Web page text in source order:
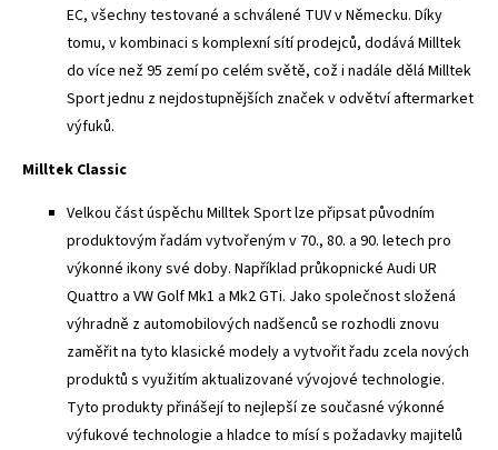
EC, všechny testované a schválené TUV v Německu. Díky
tomu, v kombinaci s komplexní sítí prodejců, dodává Milltek
do více než 95 zemí po celém světě, což i nadále dělá Milltek
Sport jednu z nejdostupnějších značek v odvětví aftermarket
výfuků.
Milltek Classic
Velkou část úspěchu Milltek Sport lze připsat původním
produktovým řadám vytvořeným v 70., 80. a 90. letech pro
výkonné ikony své doby. Například průkopnické Audi UR
Quattro a VW Golf Mk1 a Mk2 GTi. Jako společnost složená
výhradně z automobilových nadšenců se rozhodli znovu
zaměřit na tyto klasické modely a vytvořit řadu zcela nových
produktů s využitím aktualizované vývojové technologie.
Tyto produkty přinášejí to nejlepší ze současné výkonné
výfukové technologie a hladce to mísí s požadavky majitelů